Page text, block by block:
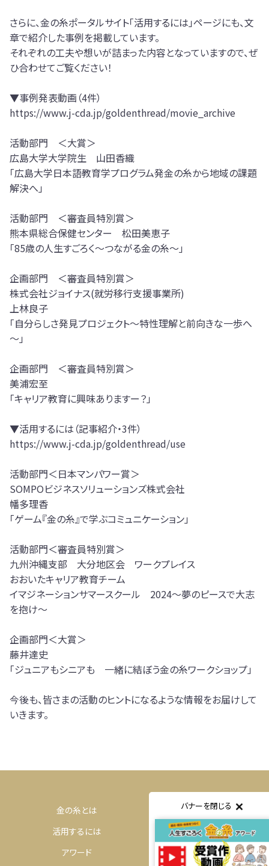
さらに、金の糸ポータルサイト「活用するには」ページにも、文
章で紹介した事例を掲載しています。
それぞれの工夫や想いが詰まった内容となっていますので、ぜ
ひ合わせてご覧ください！
▼事例発表動画（4件）
https://www.j-cda.jp/goldenthread/movie_archive
活動部門 ＜大賞＞
広島大学大学院生 山田香織
「広島大学日本語教育学プログラム発金の糸から地域の課題
解決へ」
活動部門 ＜審査員特別賞＞
熊本県総合保健センター 松田美恵子
「85歳の人生すごろく～つながる金の糸～」
企画部門 ＜審査員特別賞＞
株式会社ジョイナス(就労移行支援事業所)
上林良子
「自分らしさ発見プロジェクト～特性理解と前向きな一歩へ
～」
企画部門 ＜審査員特別賞＞
美浦宏至
「キャリア教育に興味ありますー？」
▼活用するには（記事紹介・3件）
https://www.j-cda.jp/goldenthread/use
活動部門＜日本マンパワー賞＞
SOMPOビジネスソリューションズ株式会社
幡多理香
「ゲーム『金の糸』で学ぶコミュニケーション」
活動部門＜審査員特別賞＞
九州沖縄支部 大分地区会 ワークプレイス
おおいたキャリア教育チーム
イマジネーションサマースクール 2024～夢のピースで大志
を抱け～
企画部門＜大賞＞
藤井達史
「ジュニアもシニアも 一緒に結ぼう金の糸ワークショップ」
今後も、皆さまの活動のヒントになるような情報をお届けして
いきます。
金の糸とは
体験するには
活用するには
購入するには
アワード
コミュニティ
バナーを閉じる